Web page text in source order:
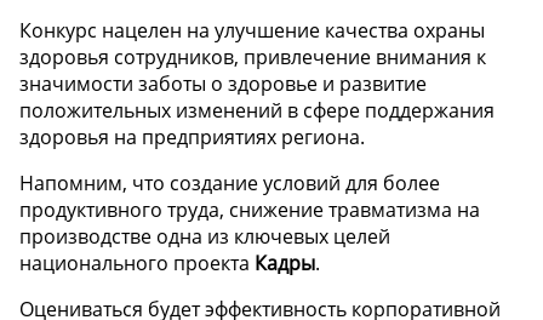
Конкурс нацелен на улучшение качества охраны
здоровья сотрудников, привлечение внимания к
значимости заботы о здоровье и развитие
положительных изменений в сфере поддержания
здоровья на предприятиях региона.
Напомним, что создание условий для более
продуктивного труда, снижение травматизма на
производстве одна из ключевых целей
национального проекта Кадры.
Оцениваться будет эффективность корпоративной